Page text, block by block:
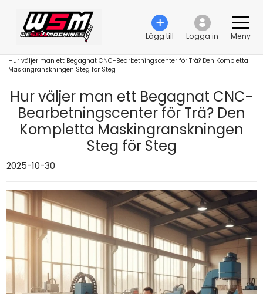
Lägg till Logga in Meny
Hur väljer man ett Begagnat CNC-Bearbetningscenter för Trä? Den Kompletta
Maskingranskningen Steg för Steg
Hur väljer man ett Begagnat CNC-
Bearbetningscenter för Trä? Den
Kompletta Maskingranskningen
Steg för Steg
2025-10-30